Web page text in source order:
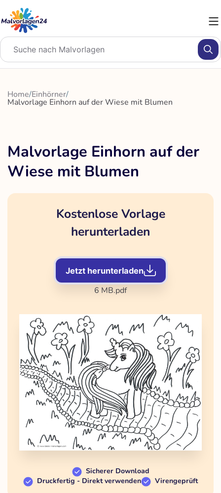
Inhalt
springen
Home/Einhörner/
Malvorlage Einhorn auf der Wiese mit Blumen
Malvorlage Einhorn auf der
Wiese mit Blumen
Kostenlose Vorlage
herunterladen
Jetzt herunterladen
6 MB.pdf
Sicherer Download
Druckfertig - Direkt verwenden
Virengeprüft